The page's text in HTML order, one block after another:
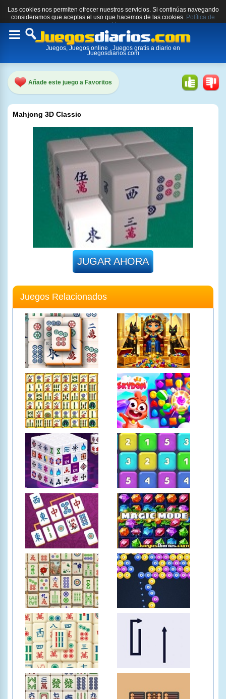
Las cookies nos permiten ofrecer nuestros servicios. Si continúas navegando
consideramos que aceptas el uso que hacemos de las cookies. Política de
cookies.
Toggle
Juegos, Juegos online , Juegos gratis a diario en
Juegosdiarios.com
Añade este juego a Favoritos
Mahjong 3D Classic
JUGAR AHORA
Juegos Relacionados